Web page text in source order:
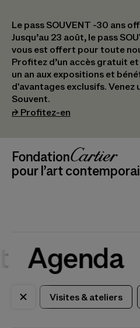
Le pass SOUVENT -30 ans
Jusqu’au 23 août, le pass
vous est offert pour toute
Profitez d’un accès gratuit
un an aux expositions et
d'avantages exclusifs.​ Venez
Souvent.
⮣ Profitez-en
Navigation en-tête
_logo
pour l’art
Agenda
Visites & ateliers